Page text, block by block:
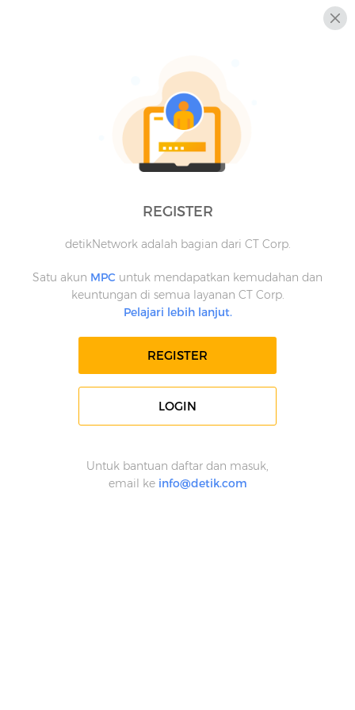
REGISTER
detikNetwork adalah bagian dari CT Corp.
Satu akun MPC untuk mendapatkan kemudahan dan
keuntungan di semua layanan CT Corp.
Pelajari lebih lanjut.
REGISTER
LOGIN
Untuk bantuan daftar dan masuk,
email ke info@detik.com